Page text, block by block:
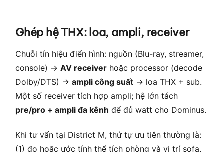
Ghép hệ THX: loa, ampli, receiver
Chuỗi tín hiệu điển hình: nguồn (Blu-ray, streamer,
console) → AV receiver hoặc processor (decode
Dolby/DTS) → ampli công suất → loa THX + sub.
Một số receiver tích hợp ampli; hệ lớn tách
pre/pro + ampli đa kênh để đủ watt cho Dominus.
Khi tư vấn tại District M, thứ tự ưu tiên thường là:
(1) đo hoặc ước tính thể tích phòng và vị trí sofa,